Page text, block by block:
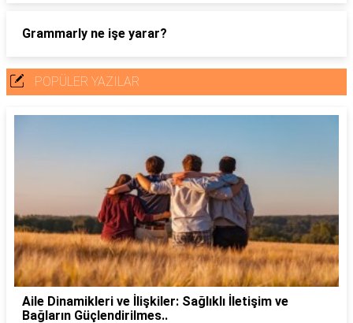
Grammarly ne işe yarar?
POPÜLER YAZILAR
Aile Dinamikleri ve İlişkiler: Sağlıklı İletişim ve
Bağların Güçlendirilmes..